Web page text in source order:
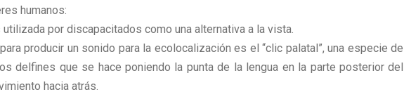
humanos:
por discapacitados como una alternativa a la vista.
producir un sonido para la ecolocalización es el “clic palatal”, una especie de
delfines que se hace poniendo la punta de la lengua en la parte posterior del
hacia atrás.